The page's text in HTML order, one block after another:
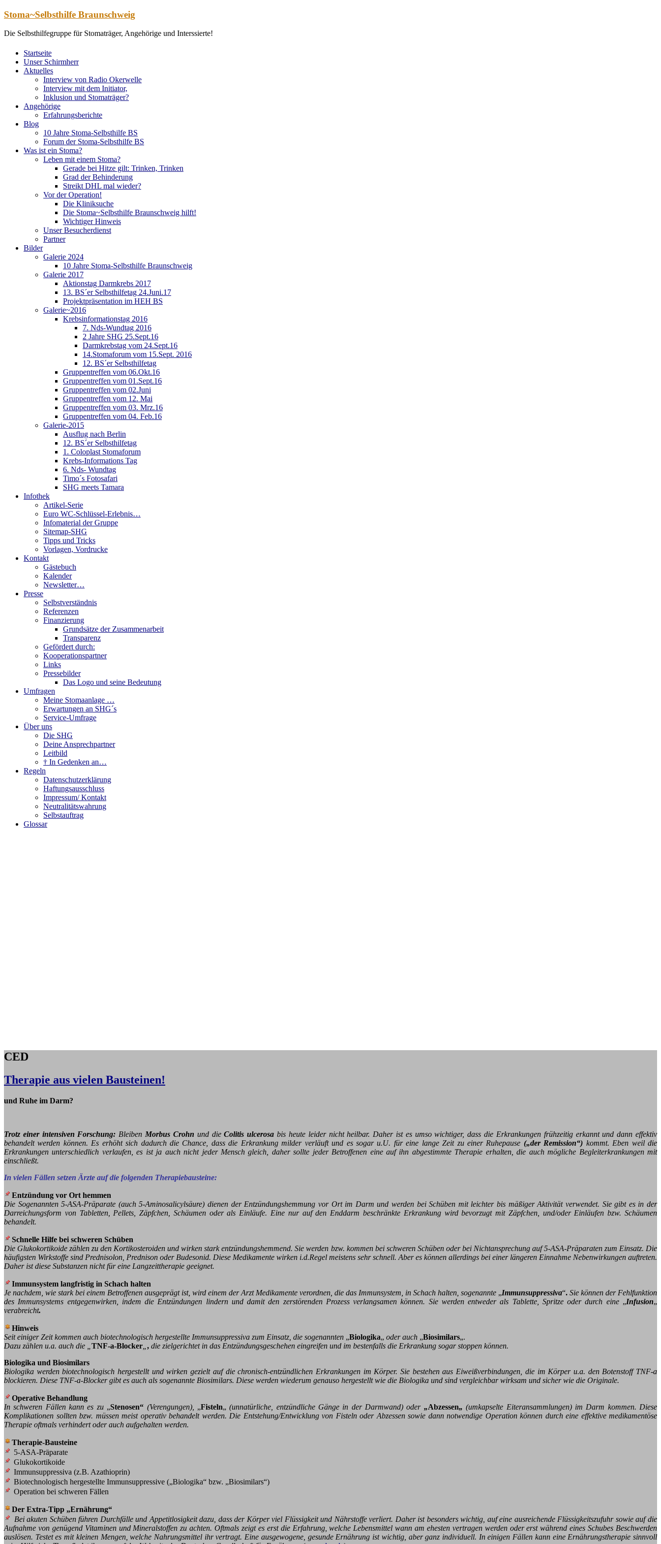
Zum
springen
Stoma~Selbsthilfe Braunschweig
Die Selbsthilfegruppe für Stomaträger, Angehörige und Interssierte!
Startseite
Unser Schirmherr
Aktuelles
Interview von Radio Okerwelle
Interview mit dem Initiator,
Inklusion und Stomaträger?
Angehörige
Erfahrungsberichte
Blog
10 Jahre Stoma-Selbsthilfe BS
Forum der Stoma-Selbsthilfe BS
Was ist ein Stoma?
Leben mit einem Stoma?
Gerade bei Hitze gilt: Trinken, Trinken
Grad der Behinderung
Streikt DHL mal wieder?
Vor der Operation!
Die Kliniksuche
Die Stoma~Selbsthilfe Braunschweig hilft!
Wichtiger Hinweis
Unser Besucherdienst
Partner
Bilder
Galerie 2024
10 Jahre Stoma-Selbsthilfe Braunschweig
Galerie 2017
Aktionstag Darmkrebs 2017
13. BS´er Selbsthilfetag 24.Juni.17
Projektpräsentation im HEH BS
Galerie~2016
Krebsinformationstag 2016
7. Nds-Wundtag 2016
2 Jahre SHG 25.Sept.16
Darmkrebstag vom 24.Sept.16
14.Stomaforum vom 15.Sept. 2016
12. BS´er Selbsthilfetag
Gruppentreffen vom 06.Okt.16
Gruppentreffen vom 01.Sept.16
Gruppentreffen vom 02.Juni
Gruppentreffen vom 12. Mai
Gruppentreffen vom 03. Mrz.16
Gruppentreffen vom 04. Feb.16
Galerie-2015
Ausflug nach Berlin
12. BS´er Selbsthilfetag
1. Coloplast Stomaforum
Krebs-Informations Tag
6. Nds- Wundtag
Timo´s Fotosafari
SHG meets Tamara
Infothek
Artikel-Serie
Euro WC-Schlüssel-Erlebnis…
Infomaterial der Gruppe
Sitemap-SHG
Tipps und Tricks
Vorlagen, Vordrucke
Kontakt
Gästebuch
Kalender
Newsletter…
Presse
Selbstverständnis
Referenzen
Finanzierung
Grundsätze der Zusammenarbeit
Transparenz
Gefördert durch:
Kooperationspartner
Links
Pressebilder
Das Logo und seine Bedeutung
Umfragen
Meine Stomaanlage …
Erwartungen an SHG´s
Service-Umfrage
Über uns
Die SHG
Deine Ansprechpartner
Leitbild
† In Gedenken an…
Regeln
Datenschutzerklärung
Haftungsausschluss
Impressum/ Kontakt
Neutralitätswahrung
Selbstauftrag
Glossar
CED
Therapie aus vielen Bausteinen!
und Ruhe im Darm?
Trotz einer intensiven Forschung: Bleiben Morbus Crohn und dieColitis ulcerosa bis heute leider nicht heilbar. Daher ist es umso wichtiger, dass die Erkrankungen frühzeitig erkannt und dann effektiv
behandelt werden können. Es erhöht sich dadurch die Chance, dass die Erkrankung milder verläuft und es sogar u.U. für eine lange Zeit zu einer Ruhepause („der Remission“) kommt. Eben weil die
Erkrankungen unterschiedlich verlaufen, es ist ja auch nicht jeder Mensch gleich, daher sollte jeder Betroffenen eine auf ihn abgestimmte Therapie erhalten, die auch mögliche Begleiterkrankungen mit
einschließt.
In vielen Fällen setzen Ärzte auf die folgenden Therapiebausteine:
Entzündung vor Ort hemmen
Die Sogenannten 5-ASA-Präparate (auch 5-Aminosalicylsäure) dienen der Entzündungshemmung vor Ort im Darm und werden bei Schüben mit leichter bis mäßiger Aktivität verwendet. Sie gibt es in der
Darreichungsform von Tabletten, Pellets, Zäpfchen, Schäumen oder als Einläufe. Eine nur auf den Enddarm beschränkte Erkrankung wird bevorzugt mit Zäpfchen, und/oder Einläufen bzw. Schäumen
behandelt.
Schnelle Hilfe bei schweren Schüben
Die Glukokortikoide zählen zu den Kortikosteroiden und wirken stark entzündungshemmend. Sie werden bzw. kommen bei schweren Schüben oder bei Nichtansprechung auf 5-ASA-Präparaten zum Einsatz. Die
häufigsten Wirkstoffe sind Prednisolon, Prednison oder Budesonid. Diese Medikamente wirken i.d.Regel meistens sehr schnell. Aber es können allerdings bei einer längeren Einnahme Nebenwirkungen auftreten.
Daher ist diese Substanzen nicht für eine Langzeittherapie geeignet.
Immunsystem langfristig in Schach halten
Je nachdem, wie stark bei einem Betroffenen ausgeprägt ist, wird einem der Arzt Medikamente verordnen, die das Immunsystem, in Schach halten, sogenannte „Immunsuppressiva“. Sie können der Fehlfunktion
des Immunsystems entgegenwirken, indem die Entzündungen lindern und damit den zerstörenden Prozess verlangsamen können. Sie werden entweder als Tablette, Spritze oder durch eine „Infusion„
verabreicht.
Hinweis
Seit einiger Zeit kommen auch biotechnologisch hergestellte Immunsuppressiva zum Einsatz, die sogenannten „Biologika„ oder auch „Biosimilars„.
Dazu zählen u.a. auch die „ TNF-a-Blocker , die zielgerichtet in das Entzündungsgeschehen eingreifen und im bestenfalls die Erkrankung sogar stoppen können.
Biologika und Biosimilars
Biologika werden biotechnologisch hergestellt und wirken gezielt auf die chronisch-entzündlichen Erkrankungen im Körper. Sie bestehen aus Eiweißverbindungen, die im Körper u.a. den Botenstoff TNF-a
blockieren. Diese TNF-a-Blocker gibt es auch als sogenannte Biosimilars. Diese werden wiederum genauso hergestellt wie die Biologika und sind vergleichbar wirksam und sicher wie die Originale.
Operative Behandlung
In schweren Fällen kann es zu „Stenosen“ (Verengungen), „Fisteln„(unnatürliche, entzündliche Gänge in der Darmwand) oder „Abzessen„ (umkapselte Eiteransammlungen) im Darm kommen. Diese
Komplikationen sollten bzw. müssen meist operativ behandelt werden. Die Entstehung/Entwicklung von Fisteln oder Abzessen sowie dann notwendige Operation können durch eine effektive medikamentöse
Therapie oftmals verhindert oder auch aufgehalten werden.
Therapie-Bausteine
5-ASA-Präparate
Glukokortikoide
Immunsuppressiva (z.B. Azathioprin)
Biotechnologisch hergestellte Immunsuppressive („Biologika“ bzw. „Biosimilars“)
Operation bei schweren Fällen
Der Extra-Tipp „Ernährung“
Bei akuten Schüben führen Durchfälle und Appetitlosigkeit dazu, dass der Körper viel Flüssigkeit und Nährstoffe verliert. Daher ist besonders wichtig, auf eine ausreichende Flüssigkeitszufuhr sowie auf die
Aufnahme von genügend Vitaminen und Mineralstoffen zu achten. Oftmals zeigt es erst die Erfahrung, welche Lebensmittel wann am ehesten vertragen werden oder erst während eines Schubes Beschwerden
auslösen. Testet es mit kleinen Mengen, welche Nahrungsmittel ihr vertragt. Eine ausgewogene, gesunde Ernährung ist wichtig, aber ganz individuell. In einigen Fällen kann eine Ernährungstherapie sinnvoll